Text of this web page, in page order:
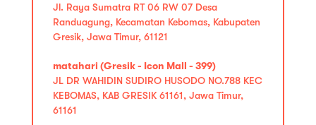
Jl. Raya Sumatra RT 06 RW 07 Desa
Randuagung, Kecamatan Kebomas, Kabupaten
Gresik, Jawa Timur, 61121
matahari (Gresik - Icon Mall - 399)
JL DR WAHIDIN SUDIRO HUSODO NO.788 KEC
KEBOMAS, KAB GRESIK 61161, Jawa Timur,
61161